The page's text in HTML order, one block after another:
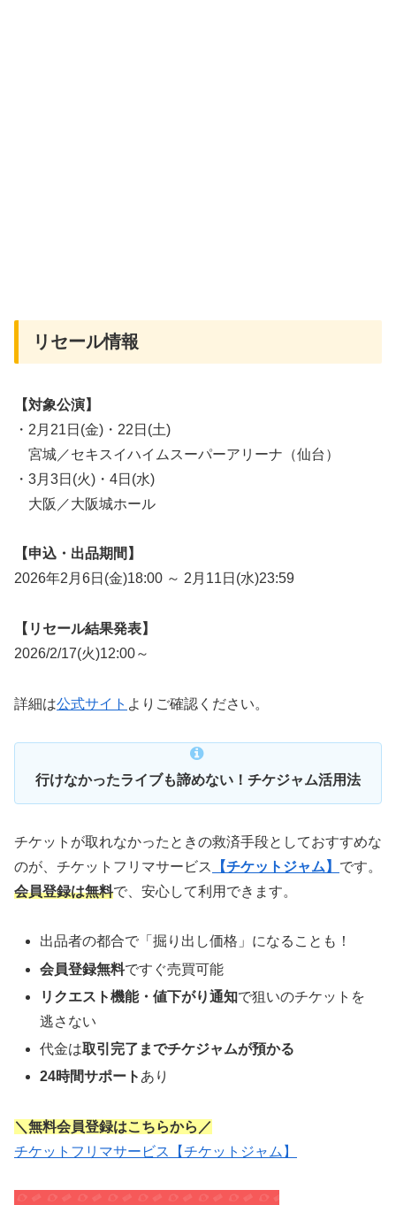
リセール情報
【対象公演】
・2月21日(金)・22日(土)
宮城／セキスイハイムスーパーアリーナ（仙台）
・3月3日(火)・4日(水)
大阪／大阪城ホール
【申込・出品期間】
2026年2月6日(金)18:00 ～ 2月11日(水)23:59
【リセール結果発表】
2026/2/17(火)12:00～
詳細は公式サイト よりご確認ください。
行けなかったライブも諦めない！チケジャム活用法
チケットが取れなかったときの救済手段としておすすめな
のが、チケットフリマサービス
【チケットジャム】 です。
会員登録は無料で、安心して利用できます。
出品者の都合で「掘り出し価格」になることも！
会員登録無料ですぐ売買可能
リクエスト機能・値下がり通知で狙いのチケットを
逃さない
代金は取引完了までチケジャムが預かる
24時間サポート あり
＼無料会員登録はこちらから／
チケットフリマサービス【チケットジャム】